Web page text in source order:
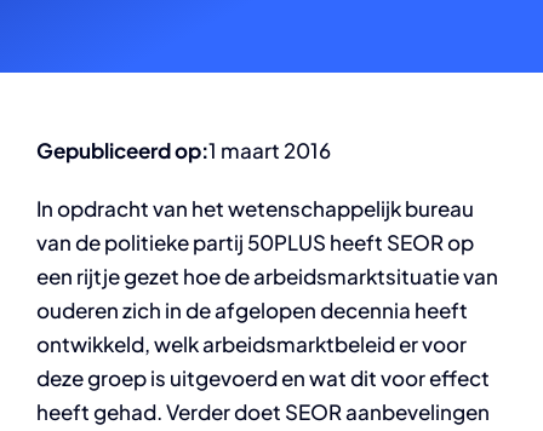
Gepubliceerd op:1 maart 2016
In opdracht van het wetenschappelijk bureau
van de politieke partij 50PLUS heeft SEOR op
een rijtje gezet hoe de arbeidsmarktsituatie van
ouderen zich in de afgelopen decennia heeft
ontwikkeld, welk arbeidsmarktbeleid er voor
deze groep is uitgevoerd en wat dit voor effect
heeft gehad. Verder doet SEOR aanbevelingen